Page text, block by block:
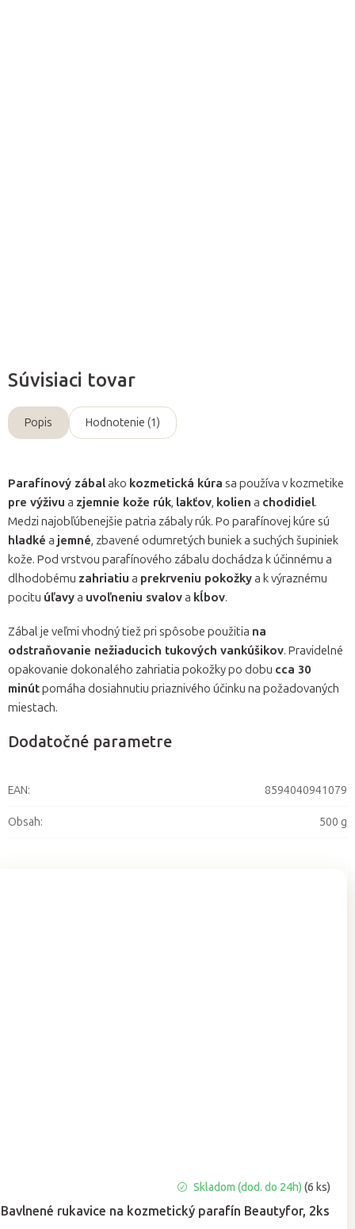
Súvisiaci tovar
Bavlnené rukavice na kozmetický parafín Beautyfor, 2ks
hodnotenie
produktu
Skladom (dod. do 24h)(6 ks)
Popis Hodnotenie (1)
Parafínový zábalako kozmetická kúra sa používa v kozmetike
pre výživu a zjemnie kože rúk, lakťov, kolien a chodidiel.
Medzi najobľúbenejšie patria zábaly rúk. Po parafínovej kúre sú
hladké a jemné, zbavené odumretých buniek a suchých šupiniek
kože. Pod vrstvou parafínového zábalu dochádza k účinnému a
dlhodobému zahriatiu a prekrveniu pokožkya k výraznému
pocitu úľavya uvoľneniu svalova kĺbov.
Zábal je veľmi vhodný tiež pri spôsobe použitia na
odstraňovanie nežiaducich tukových vankúšikov. Pravidelné
opakovanie dokonalého zahriatia pokožky po dobu cca 30
minútpomáha dosiahnutiu priaznivého účinku na požadovaných
miestach.
Dodatočné parametre
EAN: 8594040941079
Obsah: 500 g